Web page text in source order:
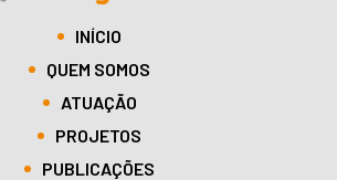
INÍCIO
QUEM SOMOS
ATUAÇÃO
PROJETOS
PUBLICAÇÕES